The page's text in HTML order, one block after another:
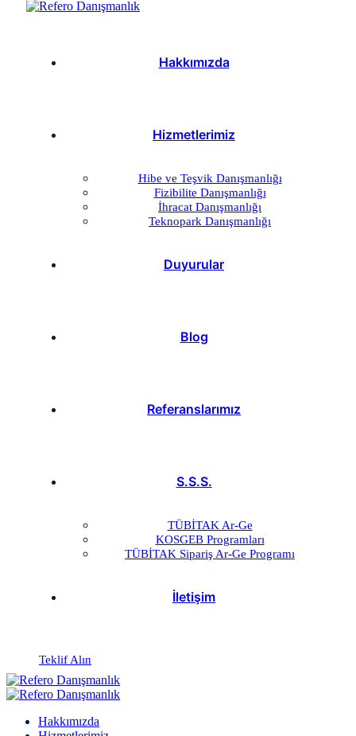
Hakkımızda
Hizmetlerimiz
Hibe ve Teşvik Danışmanlığı
Fizibilite Danışmanlığı
İhracat Danışmanlığı
Teknopark Danışmanlığı
Duyurular
Blog
Referanslarımız
S.S.S.
TÜBİTAK Ar-Ge
KOSGEB Programları
TÜBİTAK Sipariş Ar-Ge Programı
İletişim
Teklif Alın
Hakkımızda